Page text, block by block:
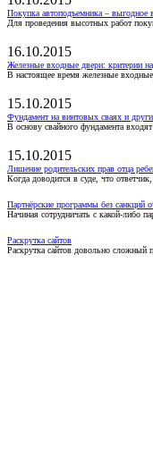
Покупка автоподъемника – выгодное
Для проведения высотных работ
16.10.2015
Железные входные двери: критерии
В настоящее время железные
15.10.2015
Фундамент на винтовых сваях и
В основу свайного фундамента
15.10.2015
Лишение родительских прав отца
Когда доводится в суде, что
Партнёрские программы без санкций
Начиная сотрудничать с какой-либо
Раскрутка сайтов
Раскрутка сайтов довольно сложный